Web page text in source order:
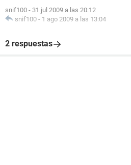
snif100 - 31 jul 2009 a las 20:12
snif100 - 1 ago 2009 a las 13:04
2 respuestas